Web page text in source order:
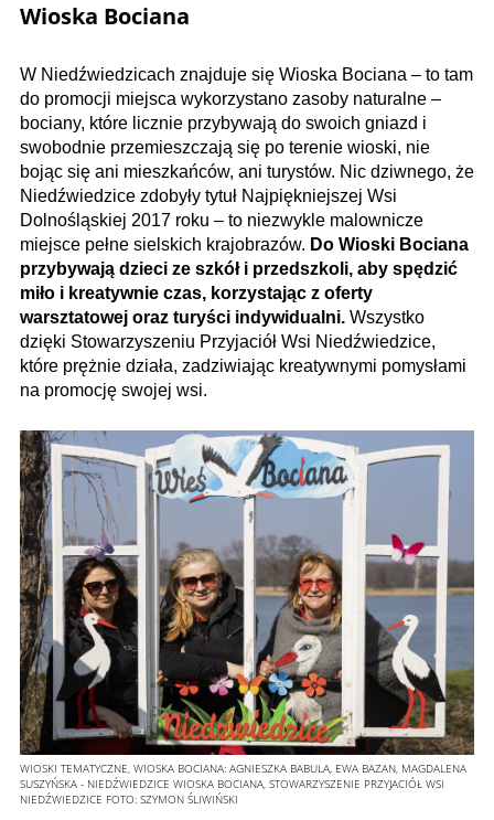
Wioska Bociana
W Niedźwiedzicach znajduje się Wioska Bociana – to tam
do promocji miejsca wykorzystano zasoby naturalne –
bociany, które licznie przybywają do swoich gniazd i
swobodnie przemieszczają się po terenie wioski, nie
bojąc się ani mieszkańców, ani turystów. Nic dziwnego, że
Niedźwiedzice zdobyły tytuł Najpiękniejszej Wsi
Dolnośląskiej 2017 roku – to niezwykle malownicze
miejsce pełne sielskich krajobrazów. Do Wioski Bociana
przybywają dzieci ze szkół i przedszkoli, aby spędzić
miło i kreatywnie czas, korzystając z oferty
warsztatowej oraz turyści indywidualni. Wszystko
dzięki Stowarzyszeniu Przyjaciół Wsi Niedźwiedzice,
które prężnie działa, zadziwiając kreatywnymi pomysłami
na promocję swojej wsi.
WIOSKI TEMATYCZNE, WIOSKA BOCIANA: AGNIESZKA BABULA, EWA BAZAN, MAGDALENA
SUSZYŃSKA - NIEDŹWIEDZICE WIOSKA BOCIANA, STOWARZYSZENIE PRZYJACIÓŁ WSI
NIEDŹWIEDZICE FOTO: SZYMON ŚLIWIŃSKI